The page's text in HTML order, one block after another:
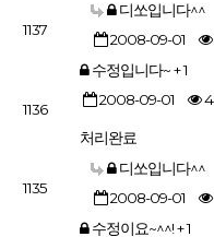
1137
디쏘입니다^^
2008-09-01
1136
수정입니다~+ 1
2008-09-01
4
처리완료
1135
디쏘입니다^^
2008-09-01
수정이요~^^!+ 1